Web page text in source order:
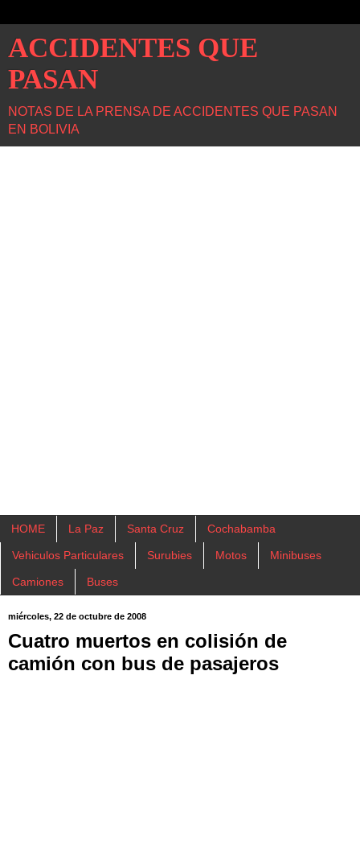
ACCIDENTES QUE
PASAN
NOTAS DE LA PRENSA DE ACCIDENTES QUE PASAN
EN BOLIVIA
HOME La Paz Santa Cruz Cochabamba
Vehiculos Particulares Surubies Motos Minibuses
Camiones Buses
miércoles, 22 de octubre de 2008
Cuatro muertos en colisión de
camión con bus de pasajeros